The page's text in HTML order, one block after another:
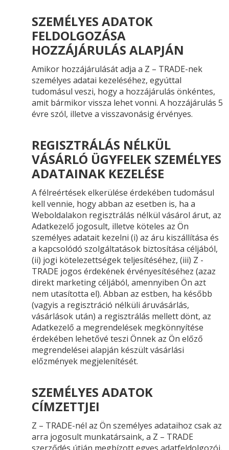
SZEMÉLYES ADATOK
FELDOLGOZÁSA
HOZZÁJÁRULÁS ALAPJÁN
Amikor hozzájárulását adja a Z – TRADE-nek
személyes adatai kezeléséhez, egyúttal
tudomásul veszi, hogy a hozzájárulás önkéntes,
amit bármikor vissza lehet vonni. A hozzájárulás 5
évre szól, illetve a visszavonásig érvényes.
REGISZTRÁLÁS NÉLKÜL
VÁSÁRLÓ ÜGYFELEK SZEMÉLYES
ADATAINAK KEZELÉSE
A félreértések elkerülése érdekében tudomásul
kell vennie, hogy abban az esetben is, ha a
Weboldalakon regisztrálás nélkül vásárol árut, az
Adatkezelő jogosult, illetve köteles az Ön
személyes adatait kezelni (i) az áru kiszállítása és
a kapcsolódó szolgáltatások biztosítása céljából,
(ii) jogi kötelezettségek teljesítéséhez, (iii) Z -
TRADE jogos érdekének érvényesítéséhez (azaz
direkt marketing céljából, amennyiben Ön azt
nem utasította el). Abban az estben, ha később
(vagyis a regisztráció nélküli áruvásárlás,
vásárlások után) a regisztrálás mellett dönt, az
Adatkezelő a megrendelések megkönnyítése
érdekében lehetővé teszi Önnek az Ön előző
megrendelései alapján készült vásárlási
előzmények megjelenítését.
SZEMÉLYES ADATOK
CÍMZETTJEI
Z – TRADE-nél az Ön személyes adataihoz csak az
arra jogosult munkatársaink, a Z – TRADE